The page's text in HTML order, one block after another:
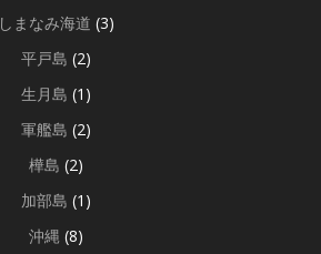
しまなみ海道 (3)
平戸島 (2)
生月島 (1)
軍艦島 (2)
樺島 (2)
加部島 (1)
沖縄 (8)